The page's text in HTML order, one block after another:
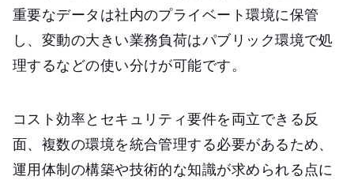
重要なデータは社内のプライベート環境に保管
し、変動の大きい業務負荷はパブリック環境で処
理するなどの使い分けが可能です。
コスト効率とセキュリティ要件を両立できる反
面、複数の環境を統合管理する必要があるため、
運用体制の構築や技術的な知識が求められる点に